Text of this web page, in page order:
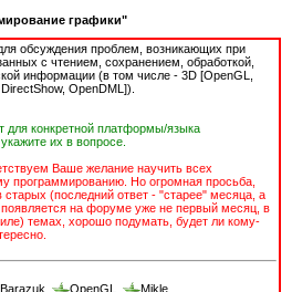
графики"
обсуждения проблем, возникающих при
с чтением, сохранением, обработкой,
информации (в том числе - 3D [OpenGL,
OpenDML]).
для конкретной платформы/языка
их в вопросе.
Ваше желание научить всех
программированию. Но огромная просьба,
старых (последний ответ - "старее" месяца, а
на форуме уже не первый месяц, в
темах, хорошо подумать, будет ли кому-
Barazuk OpenGL Mikle